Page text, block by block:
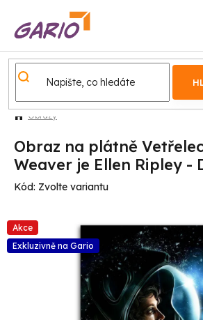
obsah
Obrazy
Obraz na plátně
Weaver je Ellen Ripley -
Kód: Zvolte variantu
Akce
Exkluzivně na Gario